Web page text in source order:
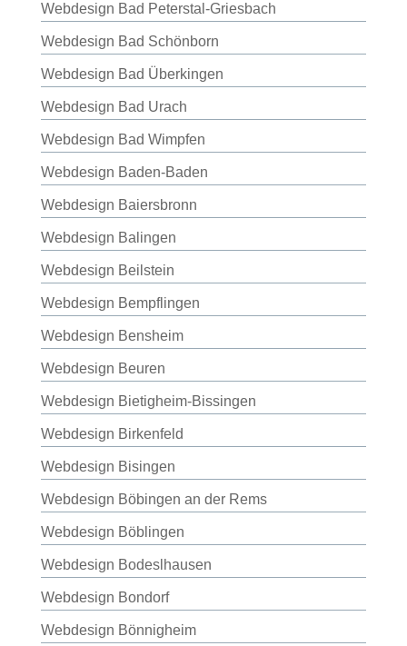
Webdesign Bad Peterstal-Griesbach
Webdesign Bad Schönborn
Webdesign Bad Überkingen
Webdesign Bad Urach
Webdesign Bad Wimpfen
Webdesign Baden-Baden
Webdesign Baiersbronn
Webdesign Balingen
Webdesign Beilstein
Webdesign Bempflingen
Webdesign Bensheim
Webdesign Beuren
Webdesign Bietigheim-Bissingen
Webdesign Birkenfeld
Webdesign Bisingen
Webdesign Böbingen an der Rems
Webdesign Böblingen
Webdesign Bodeslhausen
Webdesign Bondorf
Webdesign Bönnigheim